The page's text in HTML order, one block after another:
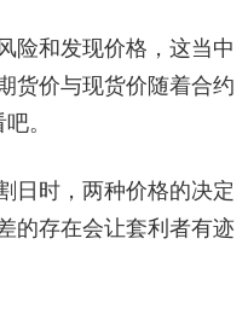
和发现价格，这当中
货价与现货价随着合约
。
时，两种价格的决定
的存在会让套利者有迹